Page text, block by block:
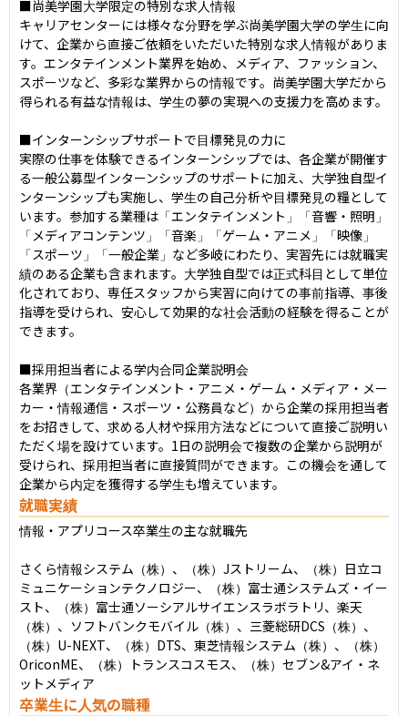
■尚美学園大学限定の特別な求人情報
キャリアセンターには様々な分野を学ぶ尚美学園大学の学生に向
けて、企業から直接ご依頼をいただいた特別な求人情報がありま
す。エンタテインメント業界を始め、メディア、ファッション、
スポーツなど、多彩な業界からの情報です。尚美学園大学だから
得られる有益な情報は、学生の夢の実現への支援力を高めます。
■インターンシップサポートで目標発見の力に
実際の仕事を体験できるインターンシップでは、各企業が開催す
る一般公募型インターンシップのサポートに加え、大学独自型イ
ンターンシップも実施し、学生の自己分析や目標発見の糧として
います。参加する業種は「エンタテインメント」「音響・照明」
「メディアコンテンツ」「音楽」「ゲーム・アニメ」「映像」
「スポーツ」「一般企業」など多岐にわたり、実習先には就職実
績のある企業も含まれます。大学独自型では正式科目として単位
化されており、専任スタッフから実習に向けての事前指導、事後
指導を受けられ、安心して効果的な社会活動の経験を得ることが
できます。
■採用担当者による学内合同企業説明会
各業界（エンタテインメント・アニメ・ゲーム・メディア・メー
カー・情報通信・スポーツ・公務員など）から企業の採用担当者
をお招きして、求める人材や採用方法などについて直接ご説明い
ただく場を設けています。1日の説明会で複数の企業から説明が
受けられ、採用担当者に直接質問ができます。この機会を通して
企業から内定を獲得する学生も増えています。
就職実績
情報・アプリコース卒業生の主な就職先
さくら情報システム（株）、（株）Jストリーム、（株）日立コ
ミュニケーションテクノロジー、（株）富士通システムズ・イー
スト、（株）富士通ソーシアルサイエンスラボラトリ、楽天
（株）、ソフトバンクモバイル（株）、三菱総研DCS（株）、
（株）U-NEXT、（株）DTS、東芝情報システム（株）、（株）
OriconME、（株）トランスコスモス、（株）セブン&アイ・ネ
ットメディア
卒業生に人気の職種